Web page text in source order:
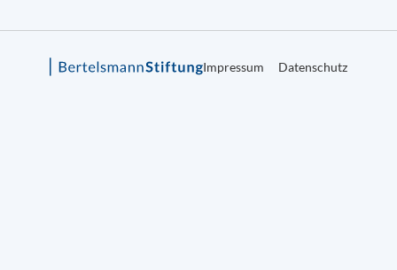
Impressum Datenschutz